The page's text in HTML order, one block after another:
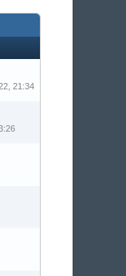
21:34